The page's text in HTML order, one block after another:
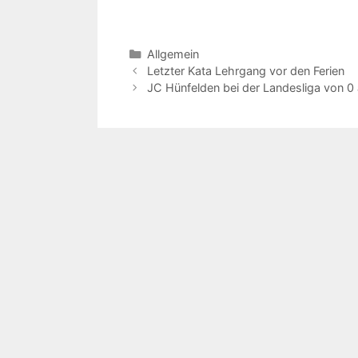
Kategorien
Allgemein
Beitrags-
Navigation
Letzter Kata Lehrgang vor den Ferien
JC Hünfelden bei der Landesliga von 0